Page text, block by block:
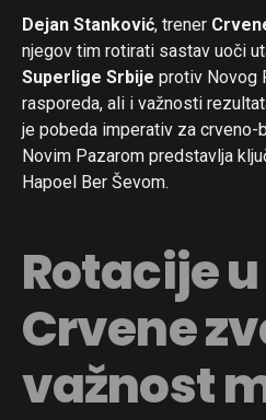
Dejan Stanković, trener
njegov tim rotirati sastav uoči
Superlige Srbije protiv Novog
rasporeda, ali i važnosti
je pobeda imperativ za crveno-
Novim Pazarom predstavlja
Hapoel Ber Ševom.
Rotacije
Crvene
važnost